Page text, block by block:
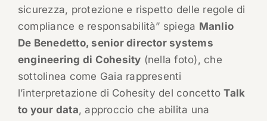
sicurezza, protezione e rispetto delle regole di
compliance e responsabilità” spiega Manlio
De Benedetto, senior director systems
engineering di Cohesity (nella foto), che
sottolinea come Gaia rappresenti
l’interpretazione di Cohesity del concettoTalk
to your data, approccio che abilita una